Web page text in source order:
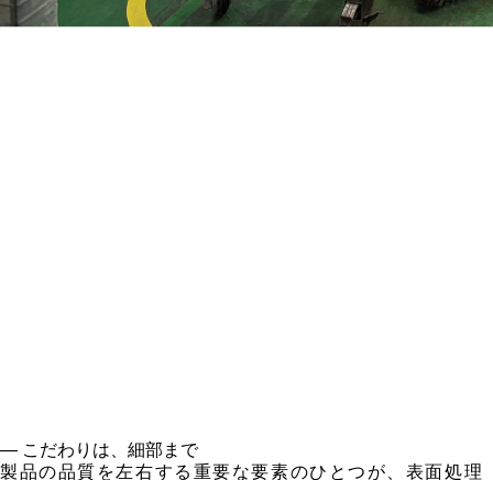
― こだわりは、細部まで
製品の品質を左右する重要な要素のひとつが、表面処理